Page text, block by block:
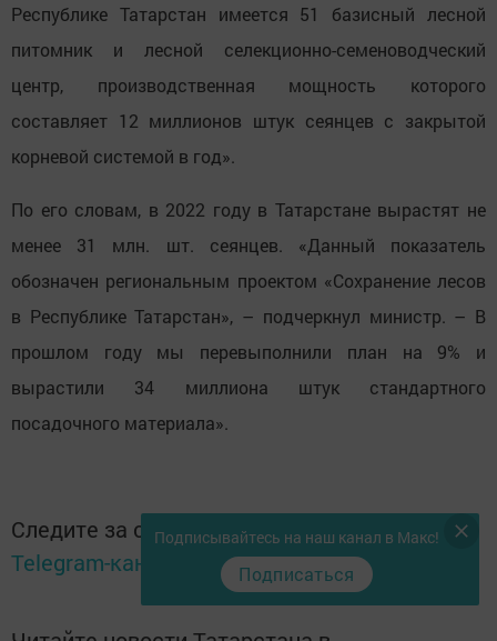
Республике Татарстан имеется 51 базисный лесной
питомник и лесной селекционно-семеноводческий
центр, производственная мощность которого
составляет 12 миллионов штук сеянцев с закрытой
корневой системой в год».
По его словам, в 2022 году в Татарстане вырастят не
менее 31 млн. шт. сеянцев. «Данный показатель
обозначен региональным проектом «Сохранение лесов
в Республике Татарстан», – подчеркнул министр. – В
прошлом году мы перевыполнили план на 9% и
вырастили 34 миллиона штук стандартного
посадочного материала».
Следите за самым важным и интересным в
Telegram-канале
Татмедиа
Подписывайтесь на наш канал в Макс!
Подписаться